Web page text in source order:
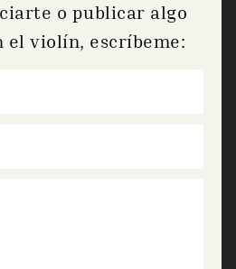
o publicar algo
el violín, escríbeme: